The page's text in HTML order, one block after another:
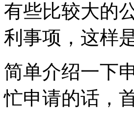
有些比较大的
利事项，这样
简单介绍一下
忙申请的话，